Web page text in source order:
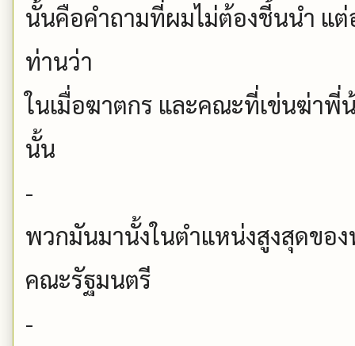
นั้นคือคำถามที่ผมไม่ต้องชี้นนำ แ
ท่านว่า
ในเมื่อฆาตกร และคณะที่เข่นฆ่า
นั้น
-
พวกมันมานั้งในตำแหน่งสูงสุดขอ
คณะรัฐมนตรี
-